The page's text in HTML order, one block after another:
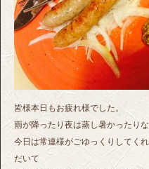
皆様本日もお疲れ様でした。
雨が降ったり夜は蒸し暑かったりな
今日は常連様がごゆっくりしてく
だいて